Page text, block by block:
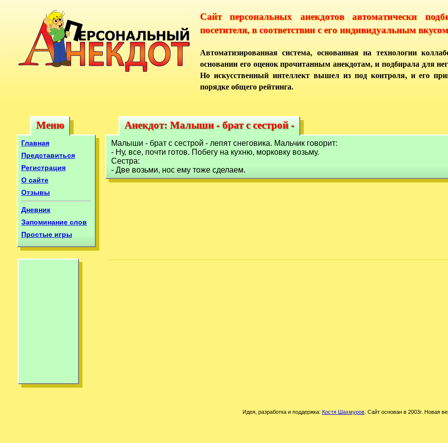
Сайт персональных анекдотов автоматически
посетителя, в соответствии с его индивидуальным
Автоматизированная система, основанная на технологии
основании его оценок прочитанным анекдотам, и подбирала для
Но искусственный интеллект вышел из под контроля, и его
порядке общего рейтинга.
Меню
Меню
Главная
Представиться
Регистрация
О сайте
Отзывы
Дневник
Запоминание слов
Простые игры
Анекдот: Малыши - брат с сестрой -
Анекдот: Малыши - брат с сестрой -
Малыши - брат с сестрой - лепят снеговика. Мальчик говорит:
- Ну, все, почти готов. Побегу на кухню, морковку возьму.
Сестра:
- Две возьми, нос ему тоже сделаем.
Идея, разработка и поддержка: Костя Шахмуров . Сайт основан в 2003г. Новая